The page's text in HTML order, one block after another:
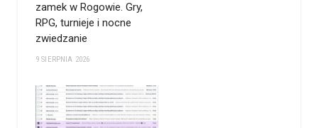
zamek w Rogowie. Gry,
RPG, turnieje i nocne
zwiedzanie
9 SIERPNIA 2026